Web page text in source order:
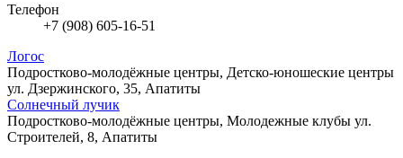
Телефон
+7 (908) 605-16-51
Логос
Подростково-молодёжные центры, Детско-юношеские центры
ул. Дзержинского, 35, Апатиты
Солнечный лучик
Подростково-молодёжные центры, Молодежные клубы ул.
Строителей, 8, Апатиты